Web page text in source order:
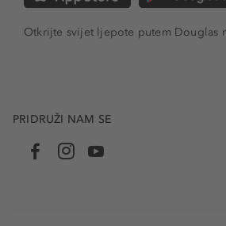
Otkrijte svijet ljepote putem Douglas
PRIDRUŽI NAM SE